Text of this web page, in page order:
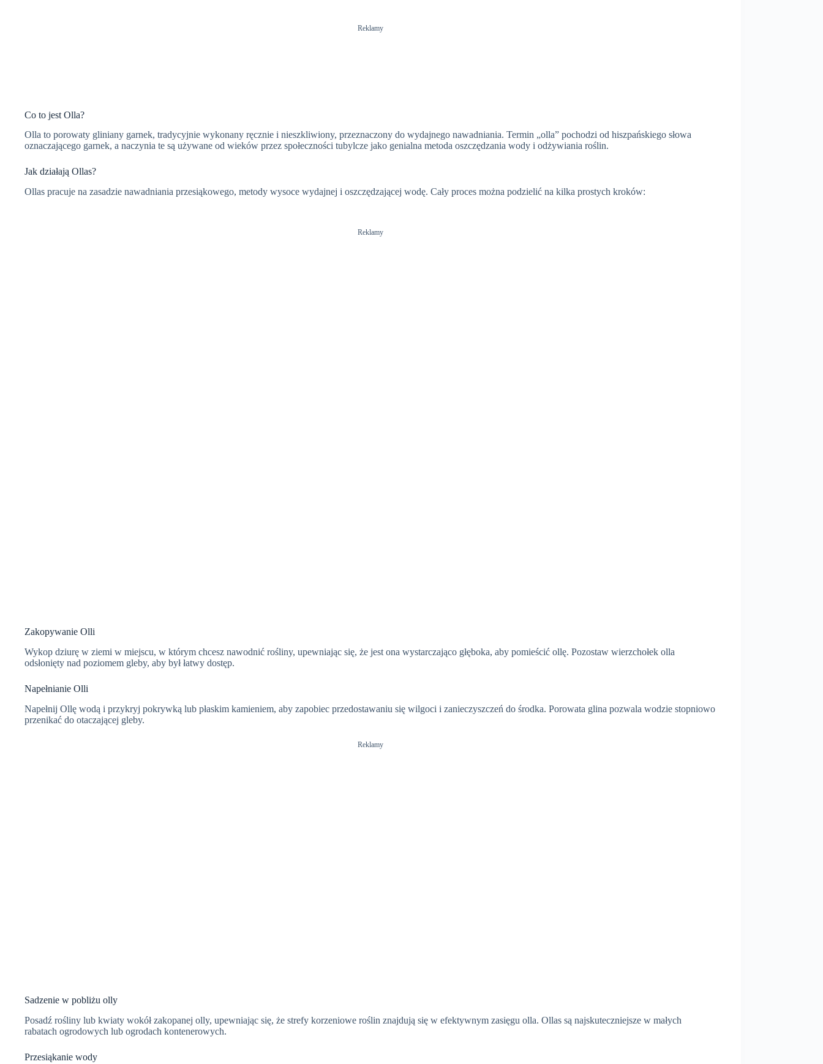
Reklamy
Co to jest Olla?
Olla to porowaty gliniany garnek, tradycyjnie wykonany ręcznie i nieszkliwiony, przeznaczony do wydajnego nawadniania. Termin „olla” pochodzi od hiszpańskiego słowa
oznaczającego garnek, a naczynia te są używane od wieków przez społeczności tubylcze jako genialna metoda oszczędzania wody i odżywiania roślin.
Jak działają Ollas?
Ollas pracuje na zasadzie nawadniania przesiąkowego, metody wysoce wydajnej i oszczędzającej wodę. Cały proces można podzielić na kilka prostych kroków:
Reklamy
Zakopywanie Olli
Wykop dziurę w ziemi w miejscu, w którym chcesz nawodnić rośliny, upewniając się, że jest ona wystarczająco głęboka, aby pomieścić ollę. Pozostaw wierzchołek olla
odsłonięty nad poziomem gleby, aby był łatwy dostęp.
Napełnianie Olli
Napełnij Ollę wodą i przykryj pokrywką lub płaskim kamieniem, aby zapobiec przedostawaniu się wilgoci i zanieczyszczeń do środka. Porowata glina pozwala wodzie stopniowo
przenikać do otaczającej gleby.
Reklamy
Sadzenie w pobliżu olly
Posadź rośliny lub kwiaty wokół zakopanej olly, upewniając się, że strefy korzeniowe roślin znajdują się w efektywnym zasięgu olla. Ollas są najskuteczniejsze w małych
rabatach ogrodowych lub ogrodach kontenerowych.
Przesiąkanie wody